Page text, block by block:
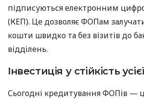
підписуються електронним
(КЕП). Це дозволяє ФОПам
кошти швидко та без візитів до
відділень.
Інвестиція у стійкість
Сьогодні кредитування ФОПів —